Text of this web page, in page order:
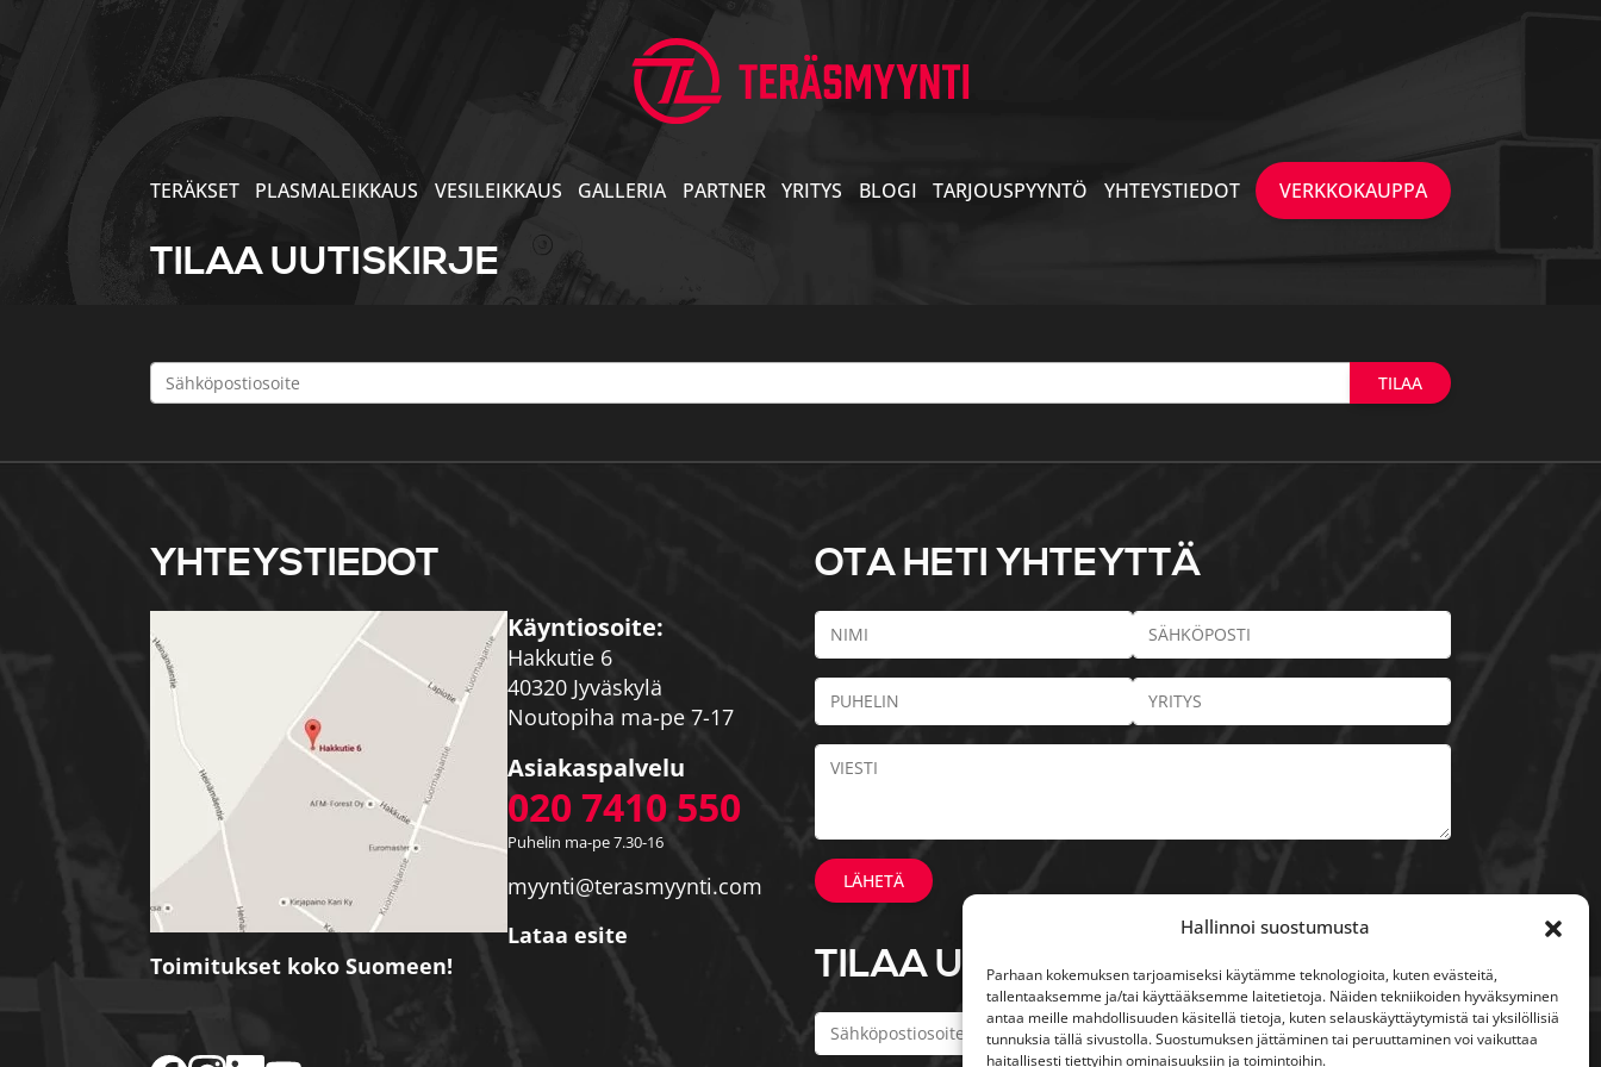
Hallinnoi suostumusta
Parhaan kokemuksen tarjoamiseksi käytämme teknologioita, kuten evästeitä,
tallentaaksemme ja/tai käyttääksemme laitetietoja. Näiden tekniikoiden hyväksyminen
antaa meille mahdollisuuden käsitellä tietoja, kuten selauskäyttäytymistä tai yksilöllisiä
tunnuksia tällä sivustolla. Suostumuksen jättäminen tai peruuttaminen voi vaikuttaa
haitallisesti tiettyihin ominaisuuksiin ja toimintoihin.
TERÄKSET PLASMALEIKKAUS VESILEIKKAUS GALLERIA PARTNER YRITYS BLOGI TARJOUSPYYNTÖ YHTEYSTIEDOT VERKKOKAUPPA
TILAA UUTISKIRJE
YHTEYSTIEDOT
Toimitukset koko Suomeen!
Käyntiosoite:
Hakkutie 6
40320 Jyväskylä
Noutopiha ma-pe 7-17
Asiakaspalvelu
020 7410 550
Puhelin ma-pe 7.30-16
myynti@terasmyynti.com
Lataa esite
OTA HETI YHTEYTTÄ
TILAA UUTISKIRJE